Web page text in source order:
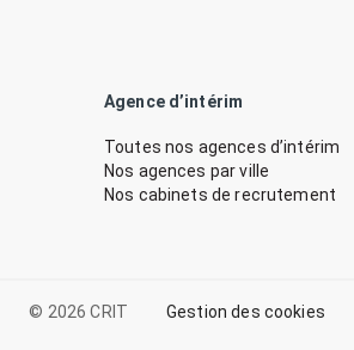
Agence d’intérim
Toutes nos agences d’intérim
Nos agences par ville
Nos cabinets de recrutement
© 2026 CRIT Gestion des cookies